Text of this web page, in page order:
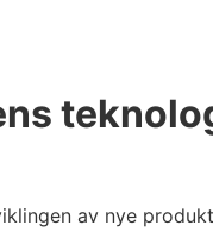
av nye